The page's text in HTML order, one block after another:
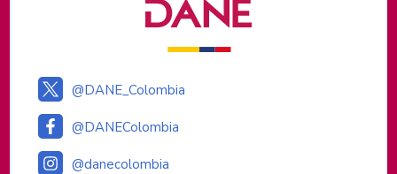
@DANE_Colombia
@DANEColombia
@danecolombia